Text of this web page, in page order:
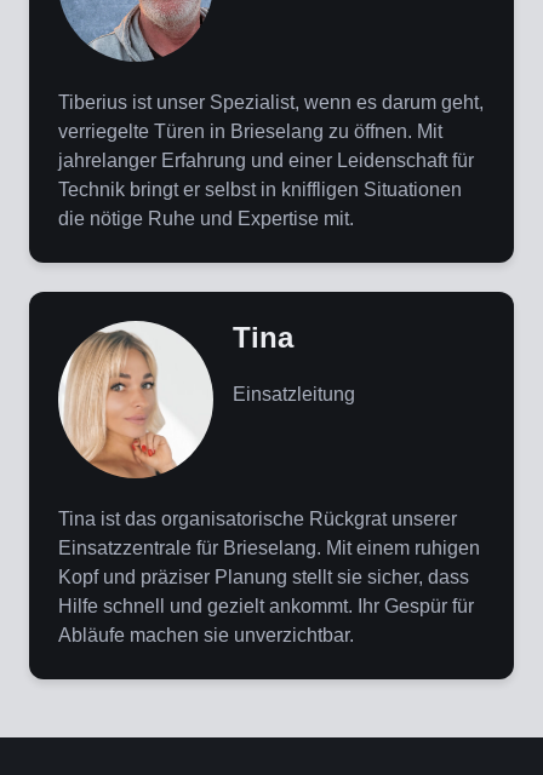
Tiberius ist unser Spezialist, wenn es darum geht,
verriegelte Türen in Brieselang zu öffnen. Mit
jahrelanger Erfahrung und einer Leidenschaft für
Technik bringt er selbst in kniffligen Situationen
die nötige Ruhe und Expertise mit.
Tina
Einsatzleitung
Tina ist das organisatorische Rückgrat unserer
Einsatzzentrale für Brieselang. Mit einem ruhigen
Kopf und präziser Planung stellt sie sicher, dass
Hilfe schnell und gezielt ankommt. Ihr Gespür für
Abläufe machen sie unverzichtbar.